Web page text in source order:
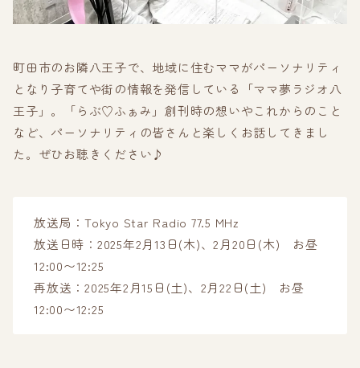
町田市のお隣八王子で、地域に住むママがパーソナリティ
となり子育てや街の情報を発信している「ママ夢ラジオ八
王子」。「らぶ♡ふぁみ」創刊時の想いやこれからのこと
など、パーソナリティの皆さんと楽しくお話してきまし
た。ぜひお聴きください♪
放送局：Tokyo Star Radio 77.5 MHz
放送日時：2025年2月13日(木)、2月20日(木) お昼
12:00〜12:25
再放送：2025年2月15日(土)、2月22日(土) お昼
12:00〜12:25